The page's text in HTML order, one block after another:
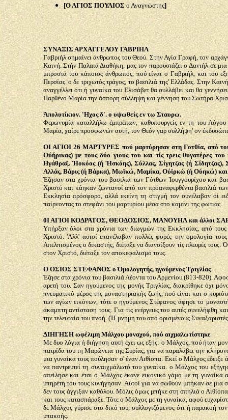
[Ο ΑΓΙΟΣ ΠΟΥΛΙΟΣο Αναγνώστης]
ΣΥΝΑΞΙΣ ΑΡΧΑΓΓΕΛΟΥ ΓΑΒΡΙΗΛ
Γαβριήλ σημαίνει άνθρωπος του Θεού. Στην Αγία Γραφή, τον
Καινή. Στήν Παλαιά Διαθήκη, μας τον παρουσιάζει ο Δανιήλ σε
μπροστά του κάποιος άνθρωπος, πού είναι ο Γαβριήλ, και του
Περσίας. ο δε τριχωτός τράγος, το βασιλιά της' Ελλάδας. Στην
αναγγέλλει ότι ή γυναίκα του Ελισάβετ θα συλλάβει και θα
Παρθένο Μαρία την άσπορη σύλληψη και γέννηση του Σωτήρα
Άπολυτίκιον. 'Ηχος δ'. ο υψωθείς εν τω Σταυρω.
Φερωνυμία καταλλήλω έμπρέπων, καθυπουργείς εν τη του
Μαρία, χαίρε προσφωνών αυτή, τον Θεόν γαρ συλλήψη' ον
ΟΙ ΑΓΙΟΙ 26 ΜΑΡΤΥΡΕΣ πού μαρτύρησαν στη Γοτθία, από
Ούήρικας) με τους δύο γιους του και τίς τρεις θυγατέρες
Ηγάθραξ. Ήοκόος (ή Ήσκόης), Σύλλας, Σίγητζας (ή Σίδητζας),
Αλλάς, Βάρις (ή Βάρκα), Μωϊκώ, Μαμίκα, Ούϊρκώ (ή Ούηκώ) και
Έζησαν στα χρόνια του βασιλιά των Γότθων Ίουγγουρίχου και
Χριστό και κάηκαν ζωντανοί από τον προαναφερθέντα βασιλιά
Εκκλησία πρόσφορο, αλλά εκείνη τη στιγμή τον συνέλαβαν οί
παίρνοντας το στεφάνι του μαρτυρίου μέσα στο καμίνι της φωτιάς.
0Ι ΑΓΙΟΙ ΚΟΔΡΑΤΟΣ, ΘΕΟΔΟΣΙΟΣ, ΜΑΝΟΥΗΛ και άλλοι
Υπήρξαν όλοι στα χρόνια των διωγμών της Εκκλησίας, από τους
Χριστό. 'Αλλ' αυτοί επανέλαβαν πολλές φορές την ομολογία
Απελπισμένος ο δικαστής, διέταξε να διανοίξουν τίς πλευρές
στον Χριστό, διέταξε τον αποκεφαλισμό τους.
Ο ΟΣΙΟΣ ΣΤΕΦΑΝΟΣ ο Όμολογητής, ηγούμενος Τριγλίας
Έζησε στα χρόνια του βασιλιά Λέοντα του Αρμενίου (813-820).
αρετή του. Σαν ηγούμενος της μονής Τριγλίας, διακρίθηκε όχι
πνευματικό μέρος της μοναστηριακής ζωής, πού είναι και ο
των αγίων εικόνων, τότε ο ηγούμενος Στέφανος άφησε το
άκαμπτη αντίσταση τους. Για τις ενέργειες του αυτές συνελήφθη
την τελευταία του πνοή. (Ή μνήμη του από ορισμένους
ΔΙΗΓΗΣΗ ωφέλιμη Μάλχου μοναχού, πού αιχμαλωτίστηκε
Με δυο λόγια ή διήγηση αυτή έχει ως εξής: ο Μάλχος, πού ήταν
πατρίδα του τη Μαρώνεια της Συρίας, για να παραλάβει την
μια γυναίκα τους πούλησαν σ' έναν Αιθίοπα. Εκεί ο Μάλχος έδειξε
να παντρευτεί τη συναιχμάλωτό του γυναίκα. ο Μάλχος του
απείλησε και έτσι ο Μάλχος έκανε εικονικό γάμο με τη
υπηρέτη του τους κυνήγησαν. Αυτοί για να σωθούν μπήκαν σε μια
δεν τους άγγιξαν καθόλου. Μόλις όμως μπήκε στη σπηλιά ο
και τους κατασπάραξε. Τότε ο Μάλχος με τη γυναίκα, αφού
δε Μάλχος γύρισε στο δικό του, συλλογιζόμενος ότι ή παρακοή
υπακοής.